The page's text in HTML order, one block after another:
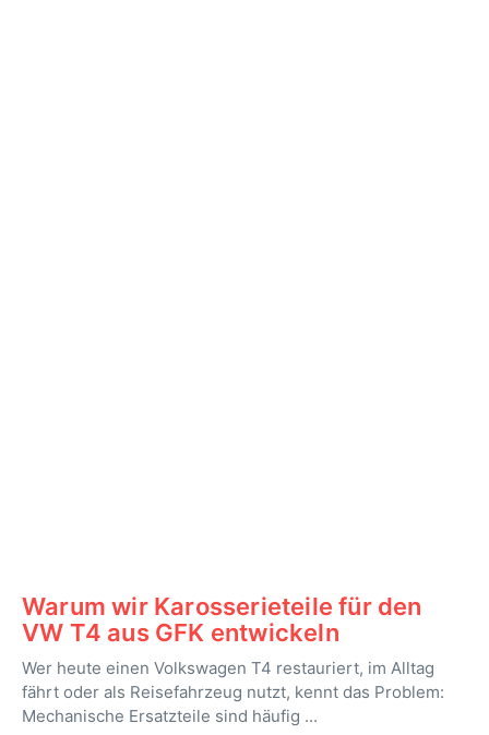
Warum wir Karosserieteile für den
VW T4 aus GFK entwickeln
Wer heute einen Volkswagen T4 restauriert, im Alltag
fährt oder als Reisefahrzeug nutzt, kennt das Problem:
Mechanische Ersatzteile sind häufig ...